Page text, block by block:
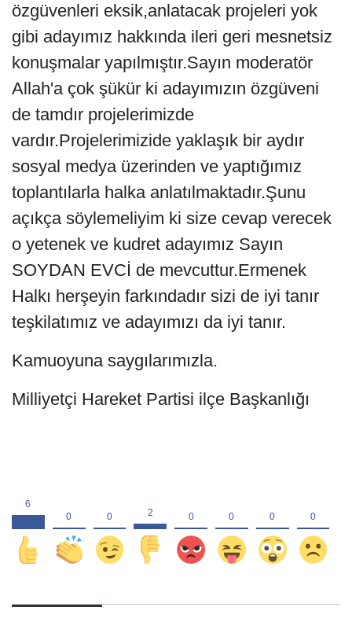
özgüvenleri eksik,anlatacak projeleri yok
gibi adayımız hakkında ileri geri mesnetsiz
konuşmalar yapılmıştır.Sayın moderatör
Allah'a çok şükür ki adayımızın özgüveni
de tamdır projelerimizde
vardır.Projelerimizide yaklaşık bir aydır
sosyal medya üzerinden ve yaptığımız
toplantılarla halka anlatılmaktadır.Şunu
açıkça söylemeliyim ki size cevap verecek
o yetenek ve kudret adayımız Sayın
SOYDAN EVCİ de mevcuttur.Ermenek
Halkı herşeyin farkındadır sizi de iyi tanır
teşkilatımız ve adayımızı da iyi tanır.
Kamuoyuna saygılarımızla.
Milliyetçi Hareket Partisi ilçe Başkanlığı